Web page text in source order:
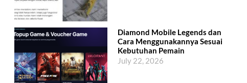
Diamond Mobile Legends dan
Cara Menggunakannya Sesuai
Kebutuhan Pemain
July 22, 2026